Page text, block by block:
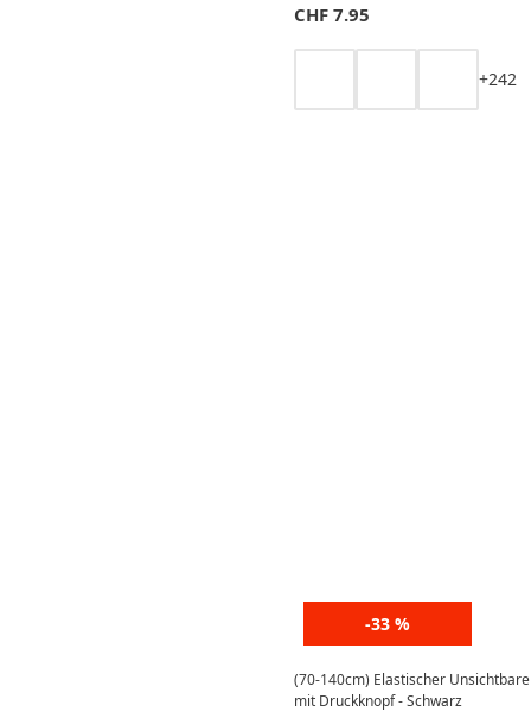
CHF 7.95
+242
-33 %
(70-140cm) Elastischer
mit Druckknopf - Schwarz